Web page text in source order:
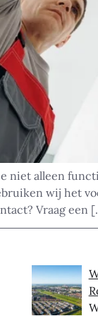
niet alleen
wij het
Vraag een